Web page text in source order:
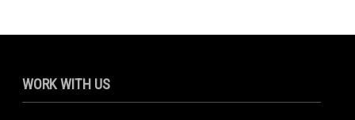
WORK WITH US